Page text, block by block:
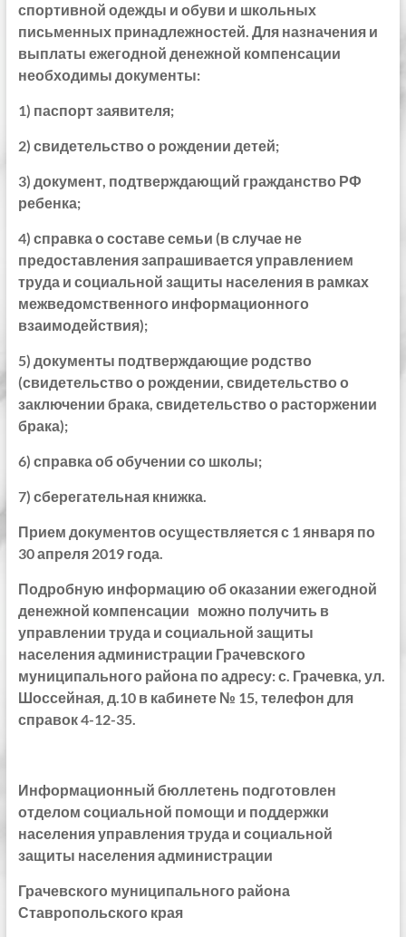
спортивной одежды и обуви и школьных
письменных принадлежностей. Для назначения и
выплаты ежегодной денежной компенсации
необходимы документы:
1) паспорт заявителя;
2) свидетельство о рождении детей;
3) документ, подтверждающий гражданство РФ
ребенка;
4) справка о составе семьи (в случае не
предоставления запрашивается управлением
труда и социальной защиты населения в рамках
межведомственного информационного
взаимодействия);
5) документы подтверждающие родство
(свидетельство о рождении, свидетельство о
заключении брака, свидетельство о расторжении
брака);
6) справка об обучении со школы;
7) сберегательная книжка.
Прием документов осуществляется с 1 января по
30 апреля 2019 года.
Подробную информацию об оказании ежегодной
денежной компенсации можно получить в
управлении труда и социальной защиты
населения администрации Грачевского
муниципального района по адресу: с. Грачевка, ул.
Шоссейная, д.10 в кабинете № 15, телефон для
справок 4-12-35.
Информационный бюллетень подготовлен
отделом социальной помощи и поддержки
населения управления труда и социальной
защиты населения администрации
Грачевского муниципального района
Ставропольского края